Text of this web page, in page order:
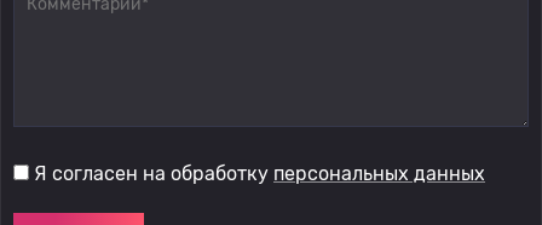
Я согласен на обработку персональных данных